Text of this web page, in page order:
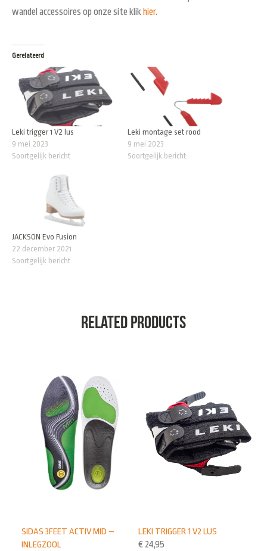
wandel accessoires op onze site klik hier.
Gerelateerd
Leki trigger 1 V2 lus
9 mei 2023
Soortgelijk bericht
Leki montage set rood
9 mei 2023
Soortgelijk bericht
JACKSON Evo Fusion
22 december 2021
Soortgelijk bericht
Related products
LEKI TRIGGER 1 V2 LUS
€ 24,95
SIDAS 3FEET ACTIV MID –
INLEGZOOL